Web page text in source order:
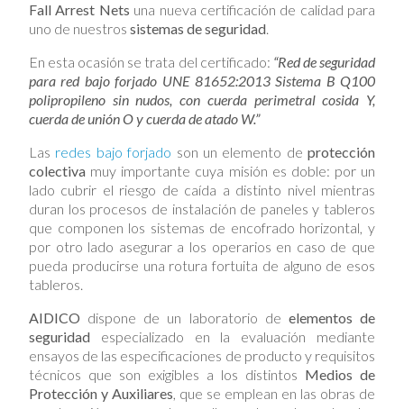
Fall Arrest Nets una nueva certificación de calidad para
uno de nuestros sistemas de seguridad.
En esta ocasión se trata del certificado: “Red de seguridad
para red bajo forjado UNE 81652:2013 Sistema B Q100
polipropileno sin nudos, con cuerda perimetral cosida Y,
cuerda de unión O y cuerda de atado W.”
Las redes bajo forjado son un elemento de protección
colectiva muy importante cuya misión es doble: por un
lado cubrir el riesgo de caída a distinto nivel mientras
duran los procesos de instalación de paneles y tableros
que componen los sistemas de encofrado horizontal, y
por otro lado asegurar a los operarios en caso de que
pueda producirse una rotura fortuita de alguno de esos
tableros.
AIDICO dispone de un laboratorio de elementos de
seguridad especializado en la evaluación mediante
ensayos de las especificaciones de producto y requisitos
técnicos que son exigibles a los distintos Medios de
Protección y Auxiliares, que se emplean en las obras de